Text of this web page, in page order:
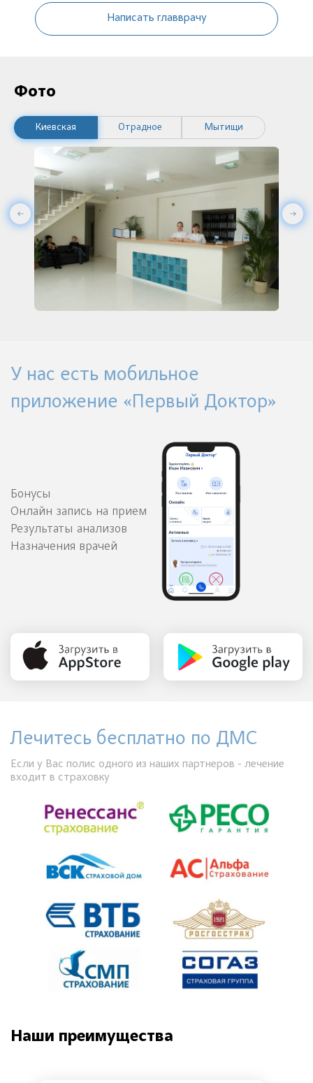
Написать главврачу
Фото
Киевская Отрадное Мытищи
У нас есть мобильное
приложение «Первый Доктор»
Бонусы
Онлайн запись на прием
Результаты анализов
Назначения врачей
Лечитесь бесплатно по ДМС
Если у Вас полис одного из наших партнеров - лечение
входит в страховку
Наши преимущества